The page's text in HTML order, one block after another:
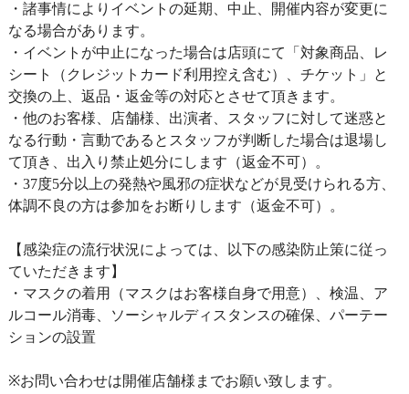
・諸事情によりイベントの延期、中止、開催内容が変更に
なる場合があります。
・イベントが中止になった場合は店頭にて「対象商品、レ
シート（クレジットカード利用控え含む）、チケット」と
交換の上、返品・返金等の対応とさせて頂きます。
・他のお客様、店舗様、出演者、スタッフに対して迷惑と
なる行動・言動であるとスタッフが判断した場合は退場し
て頂き、出入り禁止処分にします（返金不可）。
・37度5分以上の発熱や風邪の症状などが見受けられる方、
体調不良の方は参加をお断りします（返金不可）。
【感染症の流行状況によっては、以下の感染防止策に従っ
ていただきます】
・マスクの着用（マスクはお客様自身で用意）、検温、ア
ルコール消毒、ソーシャルディスタンスの確保、パーテー
ションの設置
※お問い合わせは開催店舗様までお願い致します。